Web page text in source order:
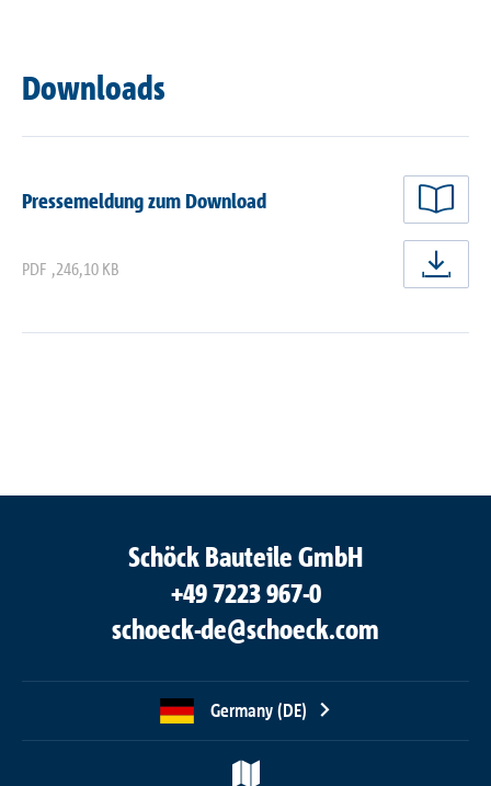
Downloads
Pressemeldung zum Download
PDF ,246,10 KB
Schöck Bauteile GmbH
+49 7223 967-0
schoeck-de@schoeck.com
Germany (DE)